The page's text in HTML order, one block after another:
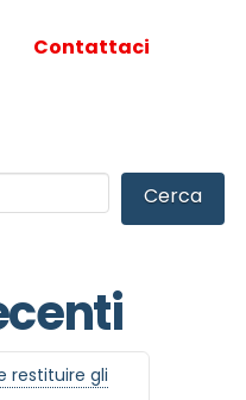
Contattaci
Cerca
restituire gli